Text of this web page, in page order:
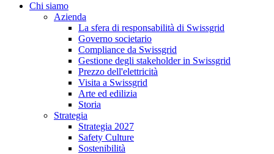
Chi siamo
Azienda
La sfera di responsabilità di Swissgrid
Governo societario
Compliance da Swissgrid
Gestione degli stakeholder in Swissgrid
Prezzo dell'elettricità
Visita a Swissgrid
Arte ed edilizia
Storia
Strategia
Strategia 2027
Safety Culture
Sostenibilità